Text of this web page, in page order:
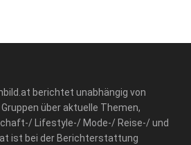
berichtet unabhängig von
über aktuelle Themen,
Lifestyle-/ Mode-/ Reise-/ und
ist bei der Berichterstattung